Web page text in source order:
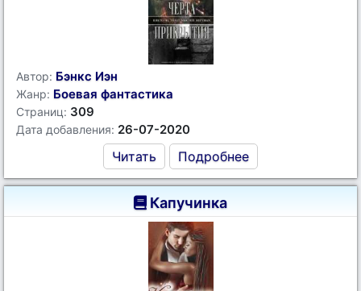
Автор: Бэнкс Иэн
Жанр: Боевая фантастика
Страниц: 309
Дата добавления: 26-07-2020
Читать Подробнее
Капучинка